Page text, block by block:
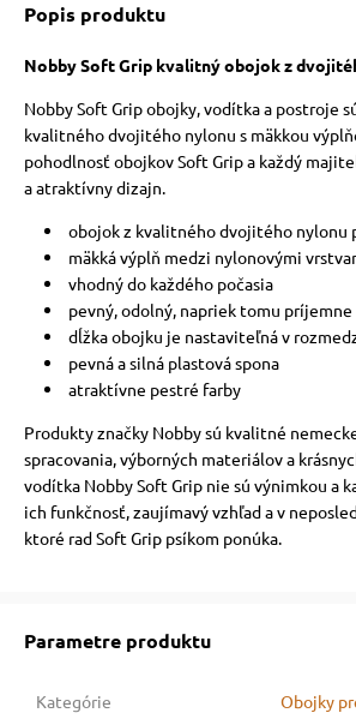
Popis produktu
Nobby Soft Grip kvalitný obojok z
Nobby Soft Grip obojky, vodítka a postroje
kvalitného dvojitého nylonu s mäkkou
pohodlnosť obojkov Soft Grip a každý
a atraktívny dizajn.
obojok z kvalitného dvojitého nylonu
mäkká výplň medzi nylonovými
vhodný do každého počasia
pevný, odolný, napriek tomu príjemne
dĺžka obojku je nastaviteľná v
pevná a silná plastová spona
atraktívne pestré farby
Produkty značky Nobby sú kvalitné
spracovania, výborných materiálov a
vodítka Nobby Soft Grip nie sú výnimkou a
ich funkčnosť, zaujímavý vzhľad a v
ktoré rad Soft Grip psíkom ponúka.
Parametre produktu
Kategórie Obojky